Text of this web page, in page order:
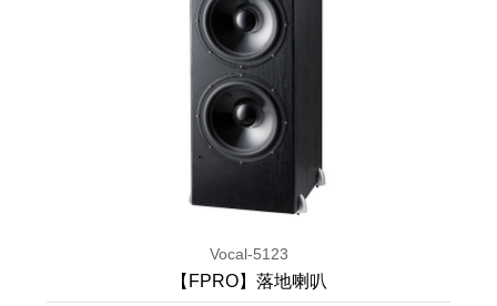
Vocal-5123
【FPRO】落地喇叭